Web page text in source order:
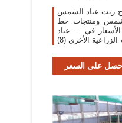
زيت عباد الشمس
ومنتجات خط
في ... عباد
الشمس استخراج النفط ... الآلات الزراعية الأخرى (8)
على السعر